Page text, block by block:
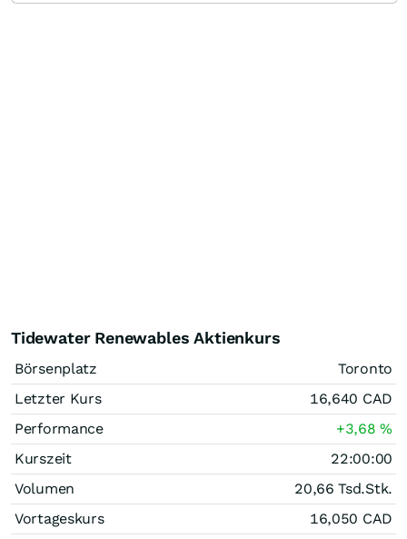
Tidewater Renewables Aktienkurs
Börsenplatz
Toronto
Letzter Kurs
16,640 CAD
Performance
+3,68%
Kurszeit
22:00:00
Volumen
20,66 Tsd.Stk.
Vortageskurs
16,050 CAD